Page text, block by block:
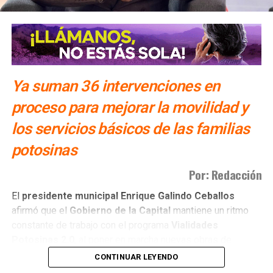
Ya suman 36 intervenciones en
proceso para mejorar la movilidad y
los servicios básicos de las familias
potosinas
Por: Redacción
El presidente municipal Enrique Galindo Ceballos
afirmó que el Gobierno de la Capital mantiene un ritmo
pavimentación e infraestructura en distintos sectores de
San Luis Capital. Actualmente se desarrollan36
CONTINUAR LEYENDO